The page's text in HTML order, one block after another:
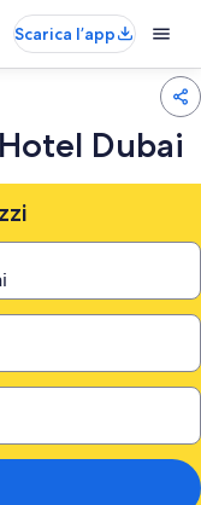
Scarica l’app
Dubai